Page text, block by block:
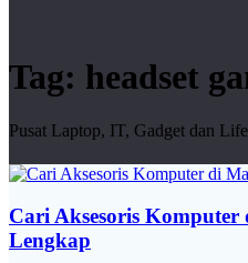
Tag: headset
Pusat Laptop, IT, Gadget dan
Cari Aksesoris
Lengkap